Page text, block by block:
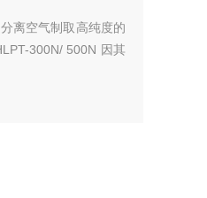
离空气制取高纯度的
300N/ 500N 因其